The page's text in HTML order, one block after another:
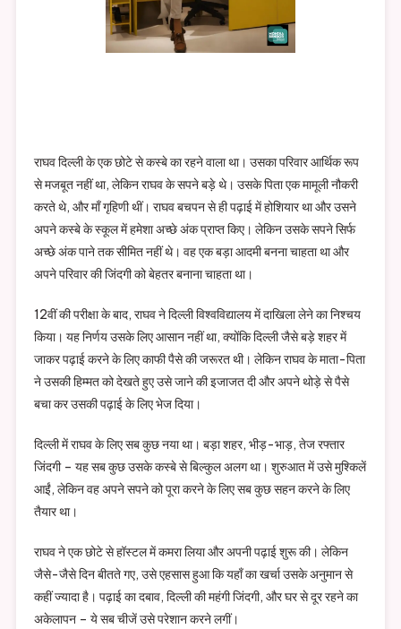
राघव दिल्ली के एक छोटे से कस्बे का रहने वाला था। उसका परिवार आर्थिक रूप
से मजबूत नहीं था, लेकिन राघव के सपने बड़े थे। उसके पिता एक मामूली नौकरी
करते थे, और माँ गृहिणी थीं। राघव बचपन से ही पढ़ाई में होशियार था और उसने
अपने कस्बे के स्कूल में हमेशा अच्छे अंक प्राप्त किए। लेकिन उसके सपने सिर्फ
अच्छे अंक पाने तक सीमित नहीं थे। वह एक बड़ा आदमी बनना चाहता था और
अपने परिवार की जिंदगी को बेहतर बनाना चाहता था।
12वीं की परीक्षा के बाद, राघव ने दिल्ली विश्वविद्यालय में दाखिला लेने का निश्चय
किया। यह निर्णय उसके लिए आसान नहीं था, क्योंकि दिल्ली जैसे बड़े शहर में
जाकर पढ़ाई करने के लिए काफी पैसे की जरूरत थी। लेकिन राघव के माता-पिता
ने उसकी हिम्मत को देखते हुए उसे जाने की इजाजत दी और अपने थोड़े से पैसे
बचा कर उसकी पढ़ाई के लिए भेज दिया।
दिल्ली में राघव के लिए सब कुछ नया था। बड़ा शहर, भीड़-भाड़, तेज रफ्तार
जिंदगी – यह सब कुछ उसके कस्बे से बिल्कुल अलग था। शुरुआत में उसे मुश्किलें
आईं, लेकिन वह अपने सपने को पूरा करने के लिए सब कुछ सहन करने के लिए
तैयार था।
राघव ने एक छोटे से हॉस्टल में कमरा लिया और अपनी पढ़ाई शुरू की। लेकिन
जैसे-जैसे दिन बीतते गए, उसे एहसास हुआ कि यहाँ का खर्चा उसके अनुमान से
कहीं ज्यादा है। पढ़ाई का दबाव, दिल्ली की महंगी जिंदगी, और घर से दूर रहने का
अकेलापन – ये सब चीजें उसे परेशान करने लगीं।